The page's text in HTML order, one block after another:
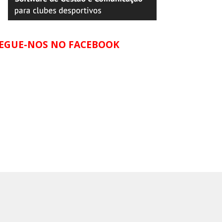
NOS NO FACEBOOK